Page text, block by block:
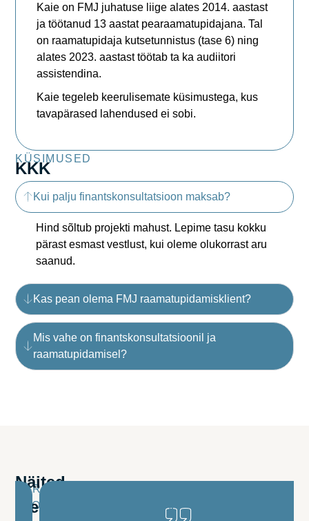
Kaie on FMJ juhatuse liige alates 2014. aastast
ja töötanud 13 aastat pearaamatupidajana. Tal
on raamatupidaja kutsetunnistus (tase 6) ning
alates 2023. aastast töötab ta ka audiitori
assistendina.
Kaie tegeleb keerulisemate küsimustega, kus
tavapärased lahendused ei sobi.
KÜSIMUSED
KKK
Kui palju finantskonsultatsioon maksab?
Hind sõltub projekti mahust. Lepime tasu kokku
pärast esmast vestlust, kui oleme olukorrast aru
saanud.
Kas pean olema FMJ raamatupidamisklient?
Mis vahe on finantskonsultatsioonil ja
raamatupidamisel?
PÄRIS
LOOD
Näited
meie